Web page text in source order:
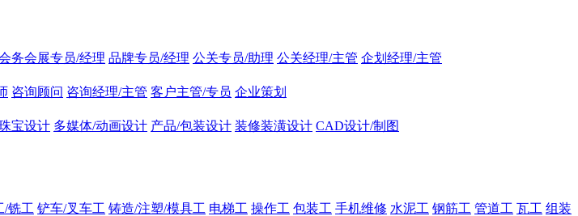
务会展专员/经理 品牌专员/经理 公关专员/助理 公关经理/主管 企划经理/主管
咨询顾问 咨询经理/主管 客户主管/专员 企业策划
宝设计 多媒体/动画设计 产品/包装设计 装修装潢设计 CAD设计/制图
/铣工 铲车/叉车工 铸造/注塑/模具工 电梯工 操作工 包装工 手机维修 水泥工 钢筋工 管道工 瓦工 组装